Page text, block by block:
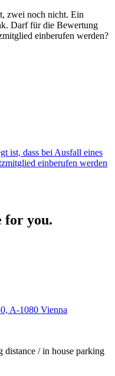
zwei noch nicht. Ein
Darf für die Bewertung
einberufen werden?
ist, dass bei Ausfall eines
einberufen werden
for you.
A-1080 Vienna
/ in house parking